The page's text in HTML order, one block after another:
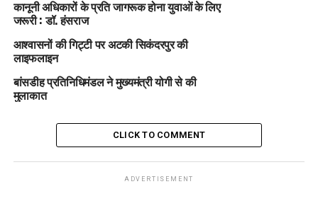
कानूनी अधिकारों के प्रति जागरूक होना युवाओं के लिए
जरूरी : डॉ. हंसराज
आश्वासनों की गिट्टी पर अटकी सिकंदरपुर की
लाइफलाइन
बांसडीह प्रतिनिधिमंडल ने मुख्यमंत्री योगी से की
मुलाकात
CLICK TO COMMENT
ADVERTISEMENT